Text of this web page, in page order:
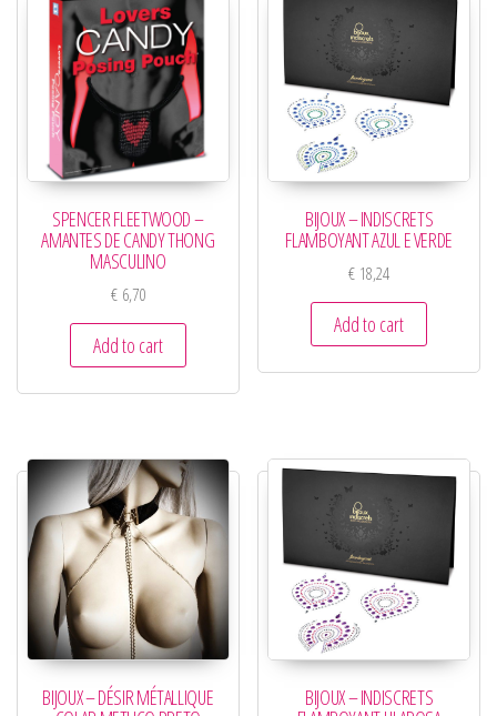
SPENCER FLEETWOOD –
AMANTES DE CANDY THONG
MASCULINO
€6,70
Add to cart
BIJOUX – INDISCRETS
FLAMBOYANT AZUL E VERDE
€ 18,24
Add to cart
BIJOUX – DÉSIR MÉTALLIQUE BIJOUX – INDISCRETS